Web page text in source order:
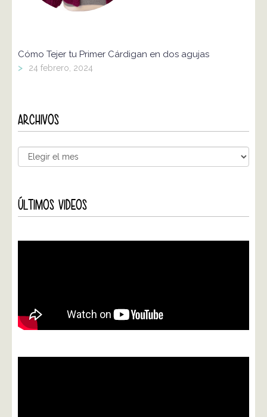
Cómo Tejer tu Primer Cárdigan en dos agujas
> 24 febrero, 2024
ARCHIVOS
ÚLTIMOS VIDEOS